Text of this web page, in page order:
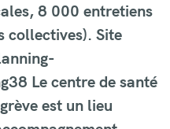
8 000 entretiens
collectives). Site
Le centre de santé
est un lieu